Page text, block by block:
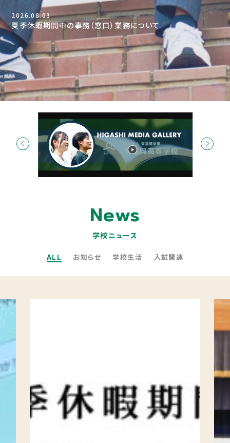
受験生の方へ
入試について
入試イベント
デジタルパンフレット
HIGASHI MEDIA GALLERY
Q＆A
資料請求
寮について
お問合せ
各種証明書
災害給付制度について
Jアラートへの対応
HIGASHI蔵書検索
教育実習をお考えの方へ
ご支援をお考えの方へ（寄付）
2026.08.03
夏季休暇期間中の事務（窓口）業務について
News
学校ニュース
ALL お知らせ 学校生活 入試関連